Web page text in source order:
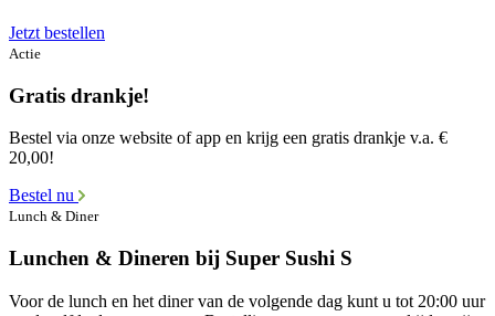
Jetzt bestellen
Actie
Gratis drankje!
Bestel via onze website of app en krijg een gratis drankje v.a. €
20,00!
Bestel nu
Lunch & Diner
Lunchen & Dineren bij Super Sushi S
Voor de lunch en het diner van de volgende dag kunt u tot 20:00 uur